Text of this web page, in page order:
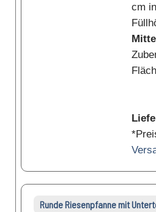
cm
Runde Riesenpfanne mit